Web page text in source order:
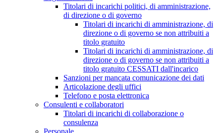
Titolari di incarichi politici, di amministrazione,
di direzione o di governo
Titolari di incarichi di amministrazione, di
direzione o di governo se non attribuiti a
titolo gratuito
Titolari di incarichi di amministrazione, di
direzione o di governo se non attribuiti a
titolo gratuito CESSATI dall'incarico
Sanzioni per mancata comunicazione dei dati
Articolazione degli uffici
Telefono e posta elettronica
Consulenti e collaboratori
Titolari di incarichi di collaborazione o
consulenza
Personale